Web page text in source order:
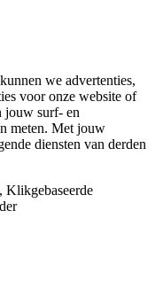
we advertenties,
voor onze website of
jouw surf- en
meten. Met jouw
diensten van derden